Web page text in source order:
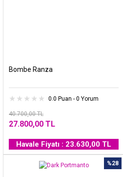
Bombe Ranza
0.0 Puan - 0 Yorum
40.700,00 TL
27.800,00 TL
Havale Fiyatı : 23.630,00 TL
%28